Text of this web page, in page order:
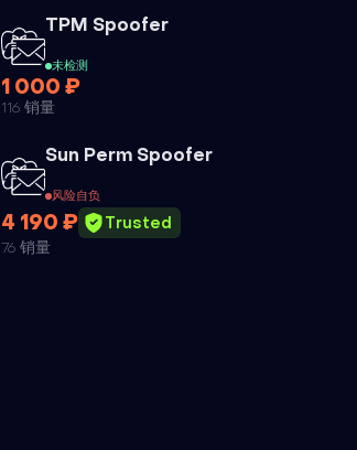
TPM Spoofer外挂
未检测
1 000 ₽
116 销量
Sun Perm Spoofer外挂
风险自负
4 190 ₽
Trusted
76 销量